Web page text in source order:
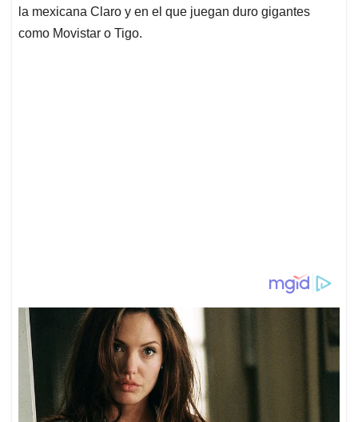
la mexicana Claro y en el que juegan duro gigantes
como Movistar o Tigo.